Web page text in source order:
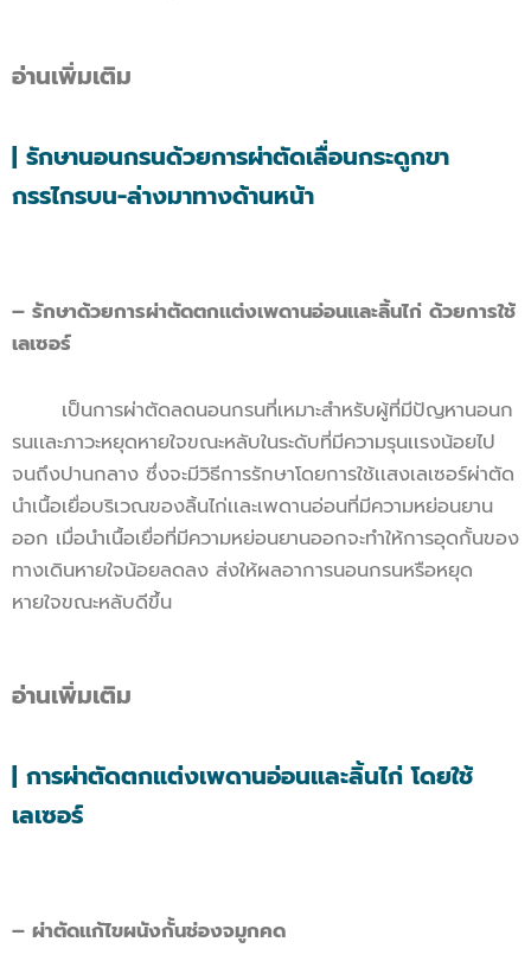
อ่านเพิ่มเติม
| รักษานอนกรนด้วยการผ่าตัดเลื่อนกระดูกขา
กรรไกรบน-ล่างมาทางด้านหน้า
– รักษาด้วยการผ่าตัดตกเเต่งเพดานอ่อนเเละลิ้นไก่ ด้วยการใช้
เลเซอร์
เป็นการผ่าตัดลดนอนกรนที่เหมาะสำหรับผู้ที่มีปัญหานอนก
รนเเละภาวะหยุดหายใจขณะหลับในระดับที่มีความรุนเเรงน้อยไป
จนถึงปานกลาง ซึ่งจะมีวิธีการรักษาโดยการใช้เเสงเลเซอร์ผ่าตัด
นำเนื้อเยื่อบริเวณของลิ้นไก่เเละเพดานอ่อนที่มีความหย่อนยาน
ออก เมื่อนำเนื้อเยื่อที่มีความหย่อนยานออกจะทำให้การอุดกั้นของ
ทางเดินหายใจน้อยลดลง ส่งให้ผลอาการนอนกรนหรือหยุด
หายใจขณะหลับดีขึ้น
อ่านเพิ่มเติม
| การผ่าตัดตกแต่งเพดานอ่อนและลิ้นไก่ โดยใช้
เลเซอร์
– ผ่าตัดเเก้ไขผนังกั้นช่องจมูกคด